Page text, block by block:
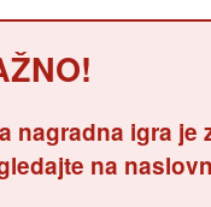
nagradna igra je
na